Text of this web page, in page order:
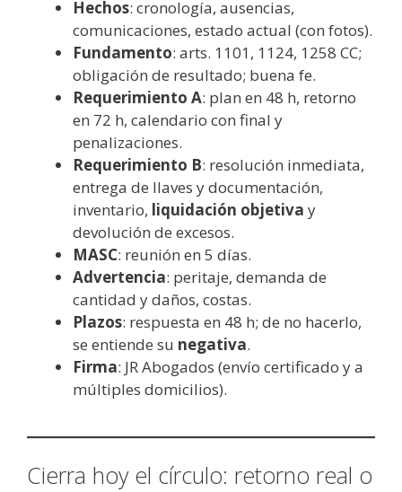
Hechos: cronología, ausencias,
comunicaciones, estado actual (con fotos).
Fundamento: arts. 1101, 1124, 1258 CC;
obligación de resultado; buena fe.
Requerimiento A: plan en 48 h, retorno
en 72 h, calendario con final y
penalizaciones.
Requerimiento B: resolución inmediata,
entrega de llaves y documentación,
inventario, liquidación objetiva y
devolución de excesos.
MASC: reunión en 5 días.
Advertencia: peritaje, demanda de
cantidad y daños, costas.
Plazos: respuesta en 48 h; de no hacerlo,
se entiende su negativa.
Firma: JR Abogados (envío certificado y a
múltiples domicilios).
Cierra hoy el círculo: retorno real o